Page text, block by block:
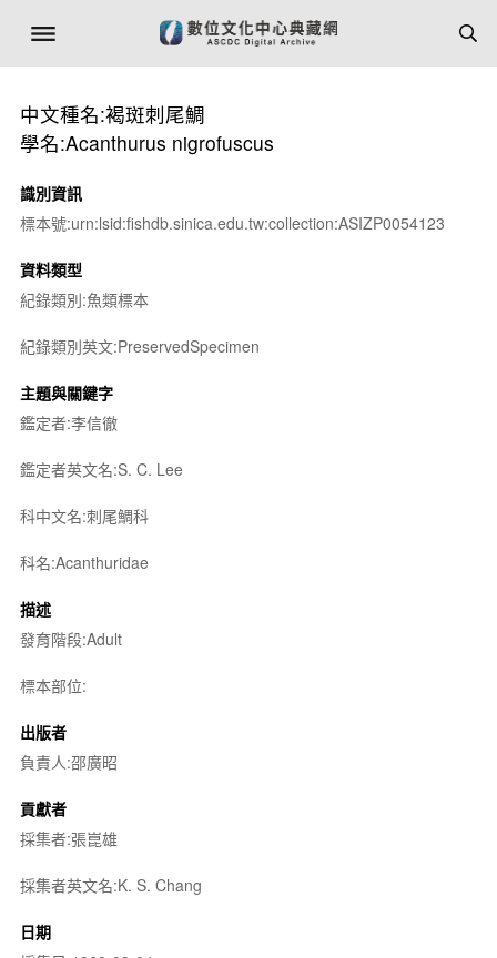
中文種名:褐斑刺尾鯛
學名:Acanthurus nigrofuscus
識別資訊
標本號:urn:lsid:fishdb.sinica.edu.tw:collection:ASIZP0054123
資料類型
紀錄類別:魚類標本
紀錄類別英文:PreservedSpecimen
主題與關鍵字
鑑定者:李信徹
鑑定者英文名:S. C. Lee
科中文名:刺尾鯛科
科名:Acanthuridae
描述
發育階段:Adult
標本部位:
出版者
負責人:邵廣昭
貢獻者
採集者:張崑雄
採集者英文名:K. S. Chang
日期